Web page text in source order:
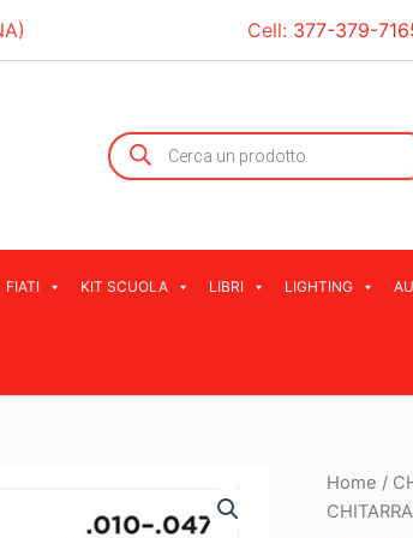
Cell: 377-379-
Products
search
FIATI KIT SCUOLA LIBRI LIGHTING
Home /